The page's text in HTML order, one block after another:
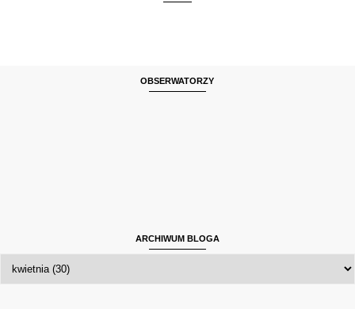
OBSERWATORZY
ARCHIWUM BLOGA